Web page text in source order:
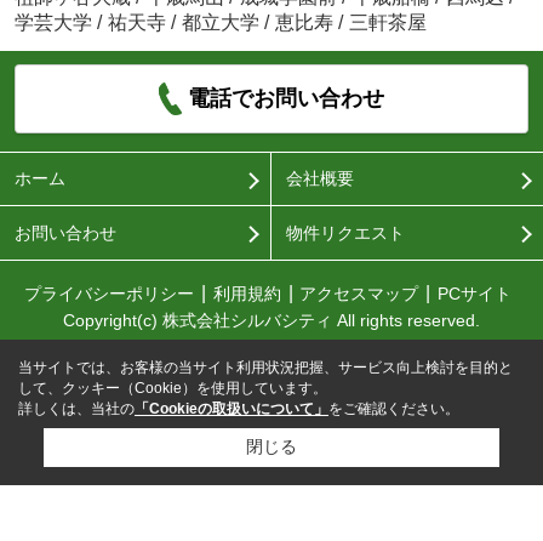
学芸大学 / 祐天寺 / 都立大学 / 恵比寿 / 三軒茶屋
電話でお問い合わせ
ホーム 会社概要
お問い合わせ 物件リクエスト
プライバシーポリシー 利用規約 アクセスマップ
PCサイト
Copyright(c) 株式会社シルバシティ All rights reserved.
当サイトでは、お客様の当サイト利用状況把握、サービス向上検討を目的と
して、クッキー（Cookie）を使用しています。
詳しくは、当社の 「Cookieの取扱いについて」 をご確認ください。
閉じる